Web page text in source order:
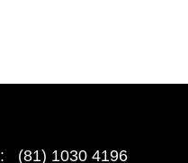
(81) 1030 4196